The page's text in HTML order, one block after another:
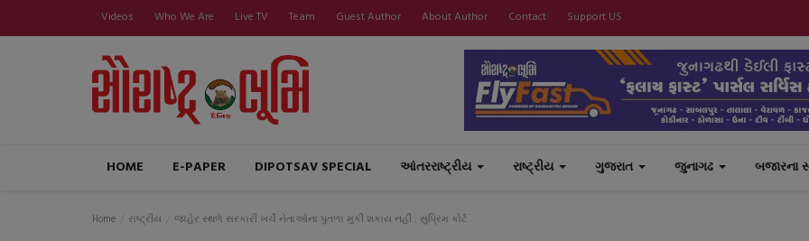
Videos Who We Are Live TV Team Guest Author About Author Contact Support US
HOME E-PAPER DIPOTSAV SPECIAL આંતરરાષ્ટ્રીય રાષ્ટ્રીય ગુજરાત જુનાગઢ બજારના
Home રાષ્ટ્રીય જાહેર સ્થળે સરકારી ખર્ચે નેતાઓના પુતળા મુકી શકાય નહીં : સુપ્રિમ કોર્ટ